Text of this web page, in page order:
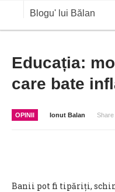
Blogu' lui Bălan
OPINII
ANALIZE
Educația:
care bate
OPINII Ionut Balan Share
Banii pot fi tipăriți,